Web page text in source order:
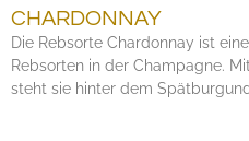
CHARDONNAY
Die Rebsorte Chardonnay ist
Rebsorten in der Champagne.
steht sie hinter dem